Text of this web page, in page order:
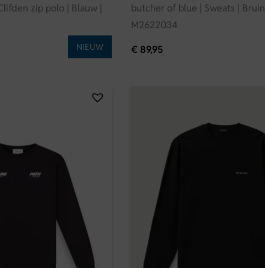
NIEUW
zip polo | Blauw |
butcher of blue | Sweats | Bruin |
M2622034
€ 89,95